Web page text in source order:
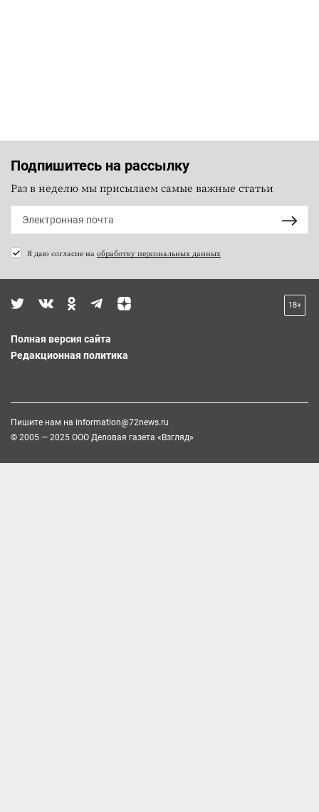
Подпишитесь на рассылку
Раз в неделю мы присылаем самые важные статьи
Я даю согласие на обработку персональных данных
18+
Полная версия сайта
Редакционная политика
Пишите нам на information@72news.ru
© 2005 — 2025 ООО Деловая газета «Взгляд»